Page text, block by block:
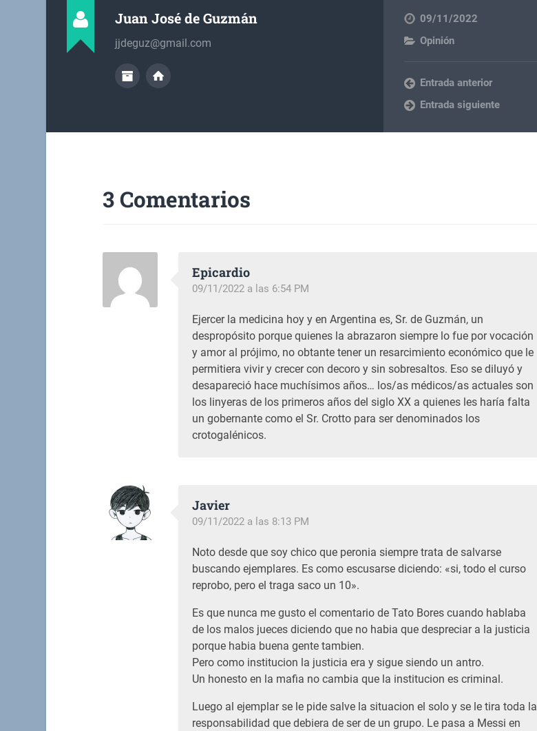
Juan José de Guzmán
jjdeguz@gmail.com
09/11/2022
Opinión
Entrada anterior
Entrada siguiente
3 Comentarios
Epicardio
09/11/2022 a las 6:54 PM
Ejercer la medicina hoy y en Argentina es, Sr. de Guzmán, un
despropósito porque quienes la abrazaron siempre lo fue por vocación
y amor al prójimo, no obtante tener un resarcimiento económico que le
permitiera vivir y crecer con decoro y sin sobresaltos. Eso se diluyó y
desapareció hace muchísimos años… los/as médicos/as actuales son
los linyeras de los primeros años del siglo XX a quienes les haría falta
un gobernante como el Sr. Crotto para ser denominados los
crotogalénicos.
Javier
09/11/2022 a las 8:13 PM
Noto desde que soy chico que peronia siempre trata de salvarse
buscando ejemplares. Es como escusarse diciendo: «si, todo el curso
reprobo, pero el traga saco un 10».
Es que nunca me gusto el comentario de Tato Bores cuando hablaba
de los malos jueces diciendo que no habia que despreciar a la justicia
porque habia buena gente tambien.
Pero como institucion la justicia era y sigue siendo un antro.
Un honesto en la mafia no cambia que la institucion es criminal.
Luego al ejemplar se le pide salve la situacion el solo y se le tira toda la
responsabilidad que debiera de ser de un grupo. Le pasa a Messi en